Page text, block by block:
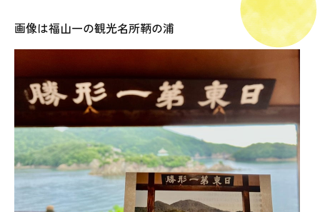
画像は福山一の観光名所鞆の浦